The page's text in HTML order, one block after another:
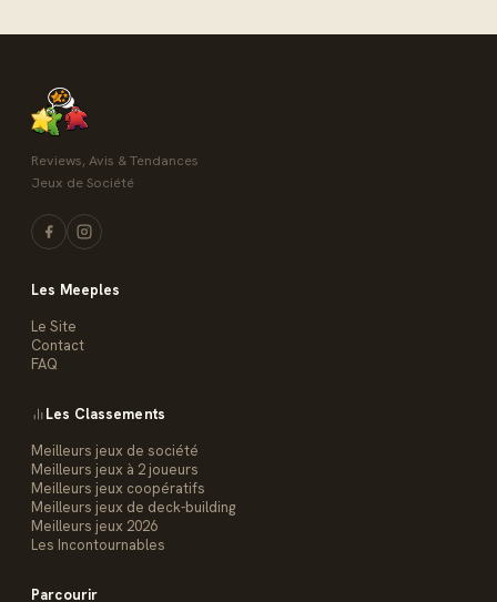
Reviews, Avis & Tendances
Jeux de Société
Les Meeples
Le Site
Contact
FAQ
Les Classements
Meilleurs jeux de société
Meilleurs jeux à 2 joueurs
Meilleurs jeux coopératifs
Meilleurs jeux de deck-building
Meilleurs jeux 2026
Les Incontournables
Parcourir